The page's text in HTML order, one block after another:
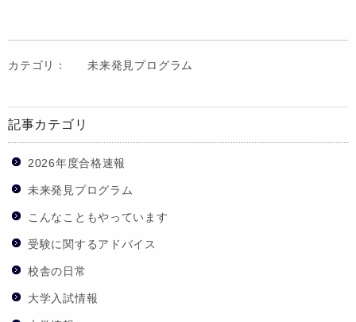
カテゴリ： 未来発見プログラム
記事カテゴリ
2026年度合格速報
未来発見プログラム
こんなこともやっています
受験に関するアドバイス
校舎の日常
大学入試情報